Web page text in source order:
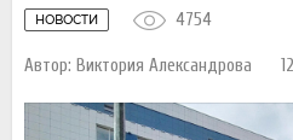
НОВОСТИ
Автор: Виктория Александрова
4754